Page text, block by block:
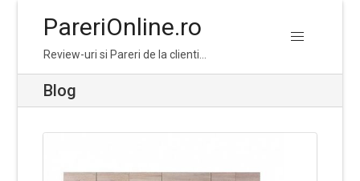
navigation
content
PareriOnline.ro
Review-uri si Pareri de la clienti…
Blog